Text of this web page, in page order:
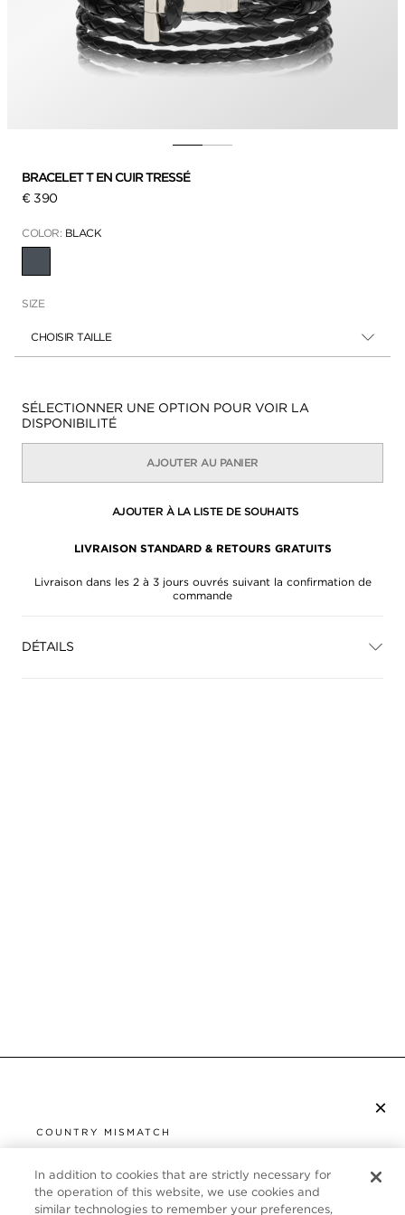
BRACELET T EN CUIR TRESSÉ
€ 390
COLOR: BLACK
SIZE
CHOISIR TAILLE
Disponibilité:
SÉLECTIONNER UNE OPTION POUR VOIR LA
DISPONIBILITÉ
AJOUTER AU PANIER
AJOUTER À LA LISTE DE SOUHAITS
LIVRAISON STANDARD & RETOURS GRATUITS
Livraison dans les 2 à 3 jours ouvrés suivant la confirmation de
commande
DÉTAILS
×
COUNTRY MISMATCH
UNITED STATES
SERVICE CLIENT
In addition to cookies that are strictly necessary for
the operation of this website, we use cookies and
similar technologies to remember your preferences,